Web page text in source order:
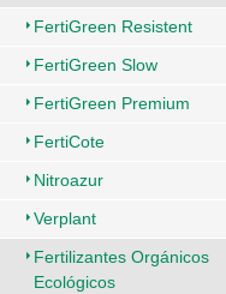
FertiGreen Resistent
FertiGreen Slow
FertiGreen Premium
FertiCote
Nitroazur
Verplant
Fertilizantes Orgánicos
Ecológicos